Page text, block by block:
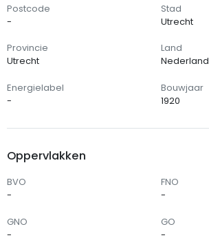
Postcode
-
Stad
Utrecht
Provincie
Utrecht
Land
Nederland
Energielabel
-
Bouwjaar
1920
Oppervlakken
BVO
-
FNO
-
GNO
-
GO
-